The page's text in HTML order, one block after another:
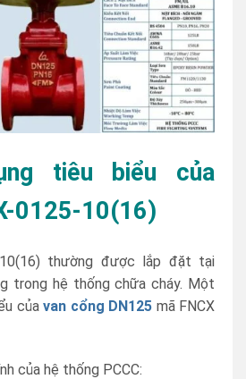
tiêu biểu của
0125-10(16)
10(16) thường được lắp đặt tại
trong hệ thống chữa cháy. Một
của van cổng DN125 mã FNCX
của hệ thống PCCC: